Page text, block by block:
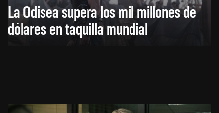
La Odisea supera los mil millones de
dólares en taquilla mundial